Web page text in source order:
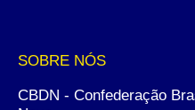
SOBRE NÓS
CBDN - Confederação